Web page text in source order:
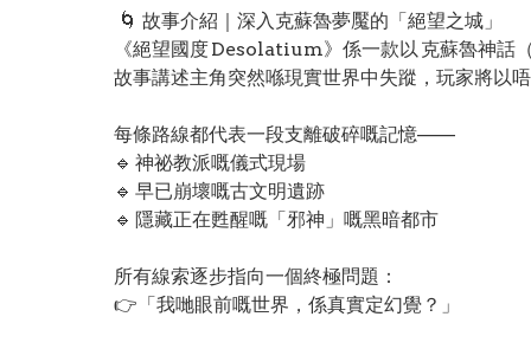
🌀 故事介紹｜深入克蘇魯夢魘的「絕望之城」
《絕望國度 Desolatium》係一款以 克蘇魯神
故事講述主角突然喺現實世界中失蹤，玩家將以
每條路線都代表一段支離破碎嘅記憶——
🔹 神祕教派嘅儀式現場
🔹 早已崩壞嘅古文明遺跡
🔹 隱藏正在甦醒嘅「邪神」嘅黑暗都市
所有線索逐步指向一個終極問題：
👉「我哋眼前嘅世界，係真實定幻覺？」